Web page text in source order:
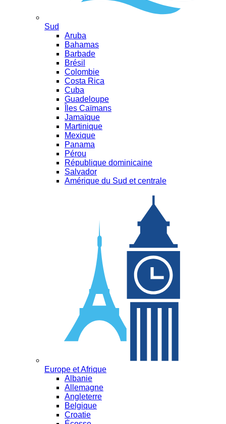
Sud
Aruba
Bahamas
Barbade
Brésil
Colombie
Costa Rica
Cuba
Guadeloupe
Îles Caïmans
Jamaïque
Martinique
Mexique
Panama
Pérou
République dominicaine
Salvador
Amérique du Sud et centrale
Europe et Afrique
Albanie
Allemagne
Angleterre
Belgique
Croatie